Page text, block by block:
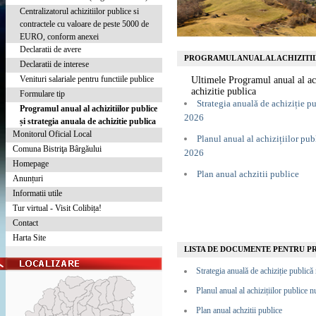
Centralizatorul achizitiilor publice si
contractele cu valoare de peste 5000 de
EURO, conform anexei
Declaratii de avere
Declaratii de interese
Venituri salariale pentru functiile publice
Formulare tip
Programul anual al achizitiilor publice
și strategia anuala de achizitie publica
Monitorul Oficial Local
Comuna Bistriţa Bârgăului
Homepage
Anunțuri
Informatii utile
Tur virtual - Visit Colibița!
Contact
Harta Site
PROGRAMUL ANUAL AL
Ultimele Programul anual al
achizitie publica
Strategia anuală de achiziție
2026
Planul anual al achizițiilor
2026
Plan anual achzitii publice
LISTA DE DOCUMENTE PENTRU
Strategia anuală de achiziție
Planul anual al achizițiilor publice
Plan anual achzitii publice